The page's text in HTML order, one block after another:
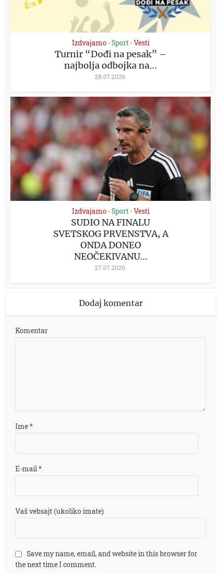
Izdvajamo • Sport • Vesti
Turnir “Dođi na pesak” –
najbolja odbojka na...
28.07.2026.
Izdvajamo • Sport • Vesti
SUDIO NA FINALU
SVETSKOG PRVENSTVA, A
ONDA DONEO
NEOČEKIVANU...
27.07.2026.
Dodaj komentar
Komentar
Ime*
E-mail*
Vaš vebsajt (ukoliko imate)
Save my name, email, and website in this browser for
the next time I comment.